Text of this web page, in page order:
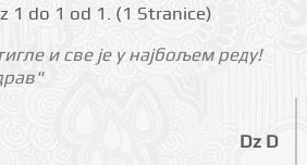
1 do 1 оd 1. (1 Strаnicе)
и све је у најбољем реду!
Dz D